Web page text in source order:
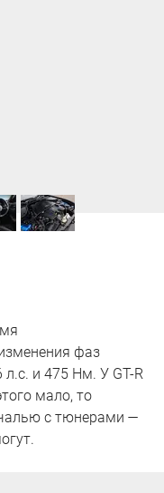
фаз
л.с. и 475 Нм. У GT-R
мало, то
с тюнерами —